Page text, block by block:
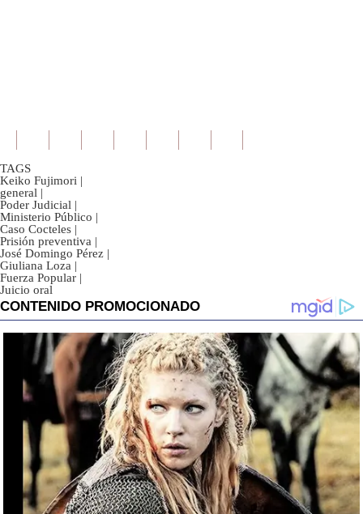
TAGS
Keiko Fujimori |
general |
Poder Judicial |
Ministerio Público |
Caso Cocteles |
Prisión preventiva |
José Domingo Pérez |
Giuliana Loza |
Fuerza Popular |
Juicio oral